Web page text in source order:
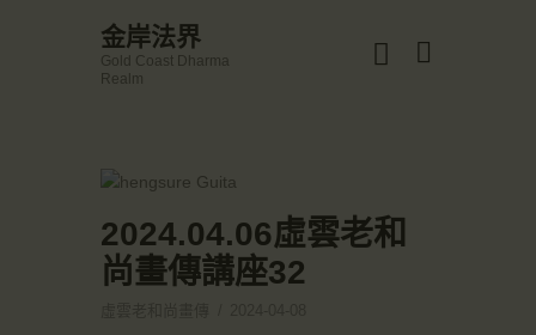
金岸法界
Gold Coast Dharma
Realm
主頁
金岸活動|EVENTS
講經說法
2024.04.06虛雲老和
尚畫傳講座32
☀️法宴：華嚴經入法界品第三十九 ☀️
🙏講者：上恆下實法師 (Rev. Heng Sure)
09:30 - 11:00pm Every Sat
https://drba-org.zoom.us/j/84914586289
👉Meeting ID 会议号：84914586289
🔔提醒: